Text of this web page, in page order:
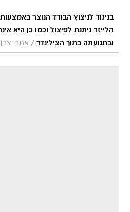
בניגוד לניצוץ הבודד הנוצר
הלייזר ניתנת לפיצול וכמו כן היא
ובתנועתה בתוך הצילינדר / אתר יצרן